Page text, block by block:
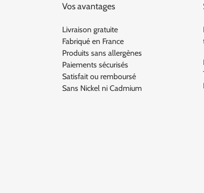
Vos avantages
Livraison gratuite
Fabriqué en France
Produits sans allergènes
Paiements sécurisés
Satisfait ou remboursé
Sans Nickel ni Cadmium